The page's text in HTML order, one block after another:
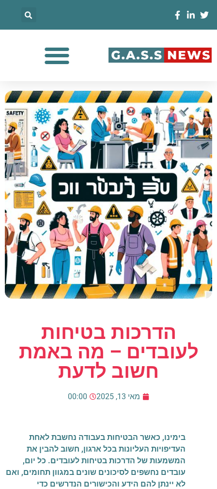
הדרכות בטיחות
לעובדים – מה באמת
חשוב לדעת
מאי 13, 2025 00:00
בימינו, כאשר הבטיחות בעבודה נחשבת לאחת
העדיפויות העליונות בכל ארגון, חשוב להבין את
המשמעות של הדרכות בטיחות לעובדים. כל יום,
עובדים נחשפים לסיכונים שונים במגוון תחומים, ואם
לא יינתן להם הידע והכישורים הנדרשים כדי